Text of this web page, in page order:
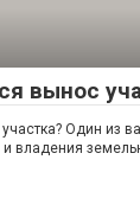
вынос
Один из
и владения